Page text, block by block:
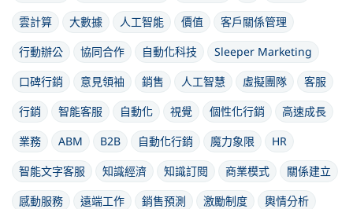
雲計算
大數據 人工智能 價值
客戶關係管理
行動辦公
協同合作 自動化科技
Sleeper Marketing
口碑行銷
意見領袖 銷售 人工智慧 虛擬團隊
客服
行銷
智能客服 自動化 視覺 個性化行銷
高速成長
業務
ABM B2B 自動化行銷 魔力象限
HR
智能文字客服
知識經濟 知識訂閱 商業模式
關係建立
感動服務
遠端工作 銷售預測 激勵制度
輿情分析